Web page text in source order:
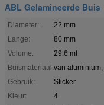
ABL Gelamineerde Buis
Diameter:
22 mm
Lange:
80 mm
Volume:
29.6 ml
Buismateriaal:van
Gebruik:
Sticker
Kleur:
4